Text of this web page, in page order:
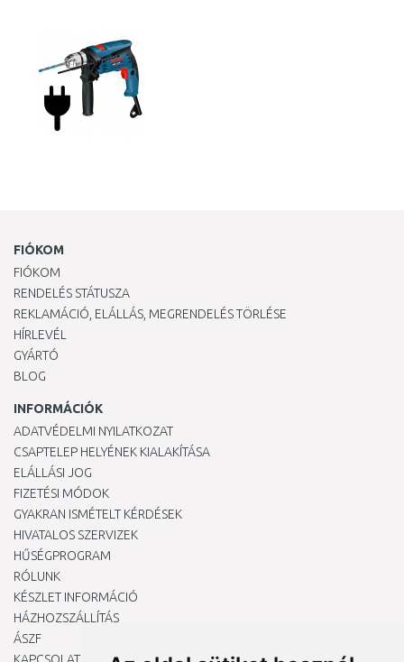
FIÓKOM
FIÓKOM
RENDELÉS STÁTUSZA
REKLAMÁCIÓ, ELÁLLÁS, MEGRENDELÉS TÖRLÉSE
HÍRLEVÉL
GYÁRTÓ
BLOG
INFORMÁCIÓK
ADATVÉDELMI NYILATKOZAT
CSAPTELEP HELYÉNEK KIALAKÍTÁSA
ELÁLLÁSI JOG
FIZETÉSI MÓDOK
GYAKRAN ISMÉTELT KÉRDÉSEK
HIVATALOS SZERVIZEK
HŰSÉGPROGRAM
RÓLUNK
KÉSZLET INFORMÁCIÓ
HÁZHOZSZÁLLÍTÁS
ÁSZF